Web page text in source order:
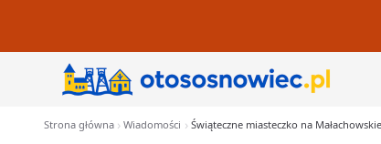
Strona główna Wiadomości Świąteczne miasteczko na